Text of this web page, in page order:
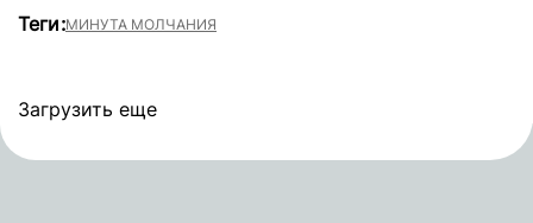
Теги:МИНУТА МОЛЧАНИЯ
Загрузить еще